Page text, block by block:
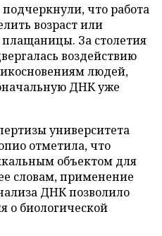
что работа
возраст или
За столетия
воздействию
людей,
ДНК уже
университета
отметила, что
объектом для
словам, применение
ДНК позволило
о биологической